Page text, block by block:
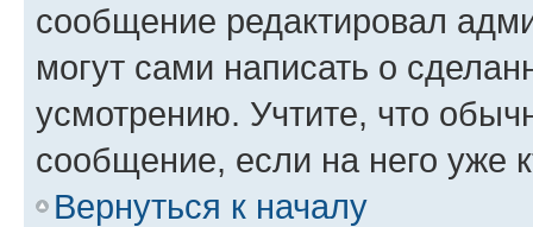
сообщение редактировал
могут сами написать о
усмотрению. Учтите, что
сообщение, если на него уже
Вернуться к началу